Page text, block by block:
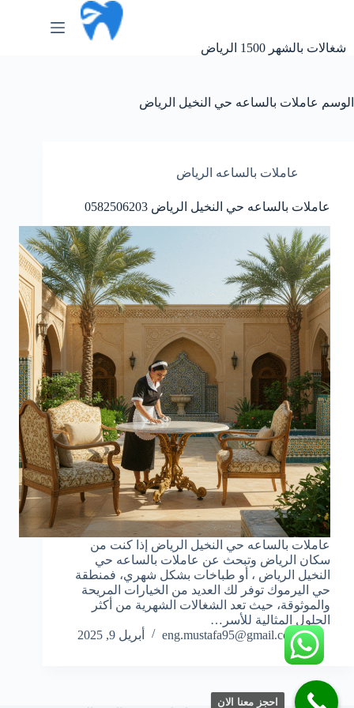
شغالات بالشهر 1500 الرياض
الوسم عاملات بالساعه حي النخيل الرياض
عاملات بالساعه الرياض
عاملات بالساعه حي النخيل الرياض 0582506203
عاملات بالساعه حي النخيل الرياض إذا كنت من
سكان الرياض وتبحث عن عاملات بالساعه حي
النخيل الرياض ، أو طباخات بشكل شهري، فمنطقة
حي اليرموك توفر لك العديد من الخيارات المريحة
والموثوقة، حيث تعد الشغالات الشهرية من أكثر
الحلول المثالية للأسر…
eng.mustafa95@gmail.com
أبريل 9, 2025
احجز معنا الان